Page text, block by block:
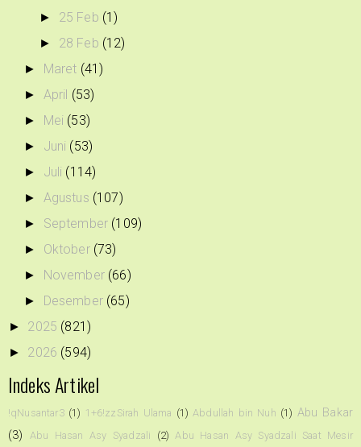
► 25 Feb (1)
► 28 Feb (12)
► Maret (41)
► April (53)
► Mei (53)
► Juni (53)
► Juli (114)
► Agustus (107)
► September (109)
► Oktober (73)
► November (66)
► Desember (65)
► 2025 (821)
► 2026 (594)
Indeks Artikel
!qNusantar3 (1) 1+6!zzSirah Ulama (1) Abdullah bin Nuh (1) Abu Bakar
(3)
Abu Hasan Asy Syadzali (2) Abu Hasan Asy Syadzali Saat Mesir